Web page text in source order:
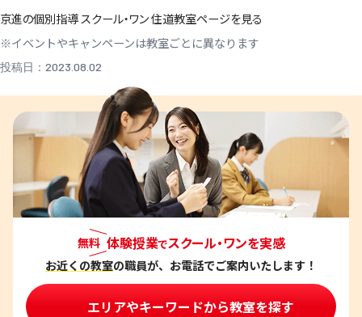
京進の個別指導 スクール・ワン 住道教室ページを見る
※イベントやキャンペーンは教室ごとに異なります
投稿日：2023.08.02
無料 体験授業でスクール・ワンを実感
お近くの教室の職員が、お電話でご案内いたします！
エリアやキーワードから教室を探す